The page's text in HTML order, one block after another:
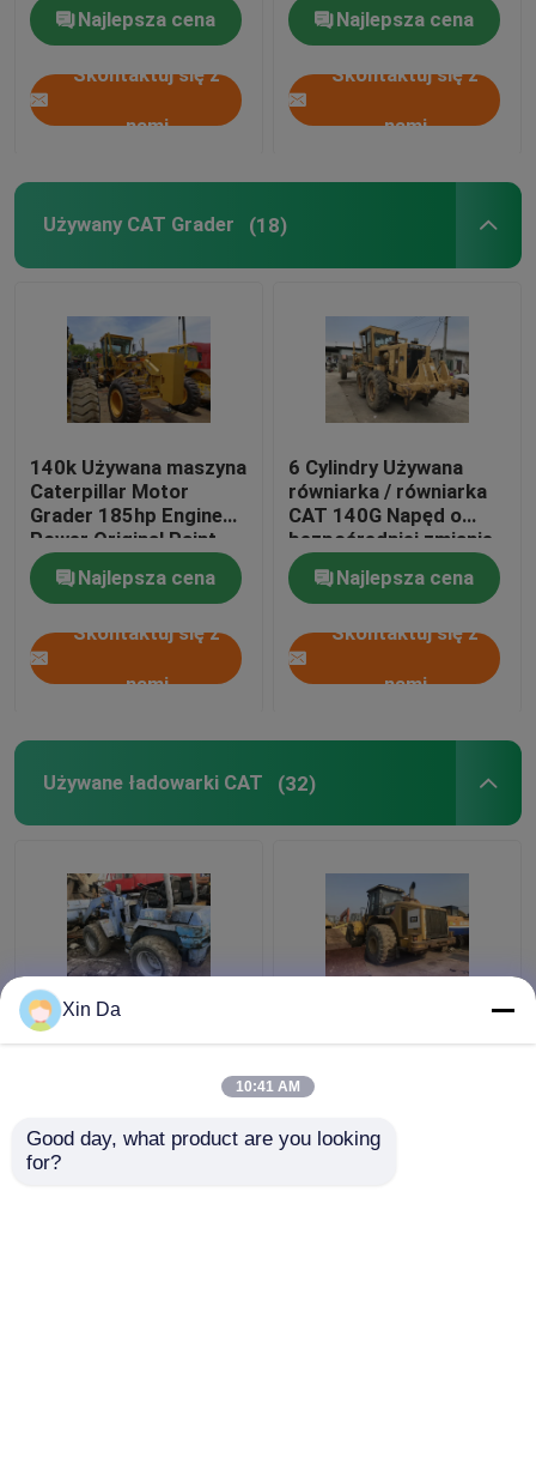
Najlepsza cena
Skontaktuj się z
nami
Najlepsza cena
Skontaktuj się z
nami
Używany CAT Grader (18)
140k Używana maszyna
Caterpillar Motor
Grader 185hp Engine
Power Original Paint
Najlepsza cena
Skontaktuj się z
nami
6 Cylindry Używana
równiarka / równiarka
CAT 140G Napęd o
bezpośredniej zmianie
mocy
Najlepsza cena
Skontaktuj się z
nami
Używane ładowarki CAT (32)
Używana ładowarka
kołowa TCM 806
Najlepsza cena
Ładowarka kołowa
966H CAT C11 Engine
286hp
Najlepsza cena
Xin Da
10:41 AM
Good day, what product are you looking
for?